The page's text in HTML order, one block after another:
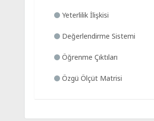
Yeterlilik İlişkisi
Değerlendirme Sistemi
Öğrenme Çıktıları
Özgü Ölçüt Matrisi